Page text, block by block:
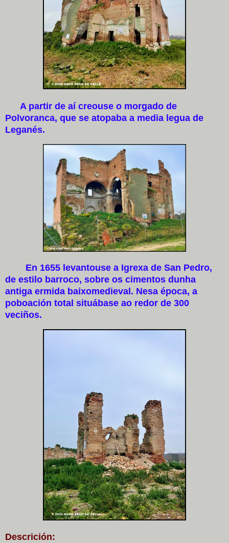
A partir de aí creouse o morgado de
Polvoranca, que se atopaba a media legua de
Leganés.
En 1655 levantouse a Igrexa de San Pedro,
de estilo barroco, sobre os cimentos dunha
antiga ermida baixomedieval. Nesa época, a
poboación total situábase ao redor de 300
veciños.
Descrición: